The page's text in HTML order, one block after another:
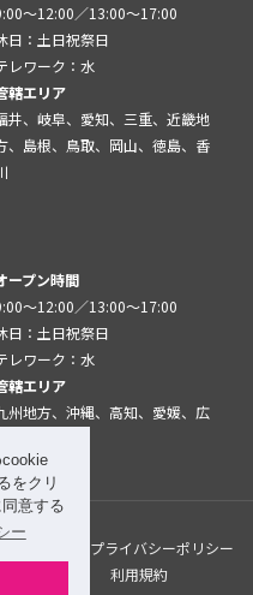
をクリ
意する
ー
～12:00／13:00～17:00
日：土日祝祭日
レワーク：水
轄エリア
井、岐阜、愛知、三重、近畿地
、島根、鳥取、岡山、徳島、香
ープン時間
～12:00／13:00～17:00
日：土日祝祭日
レワーク：水
轄エリア
州地方、沖縄、高知、愛媛、広
プライバシーポリシー
について 利用規約